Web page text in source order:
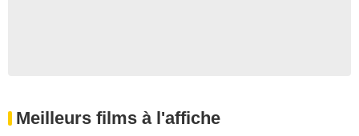
Meilleurs films à l'affiche